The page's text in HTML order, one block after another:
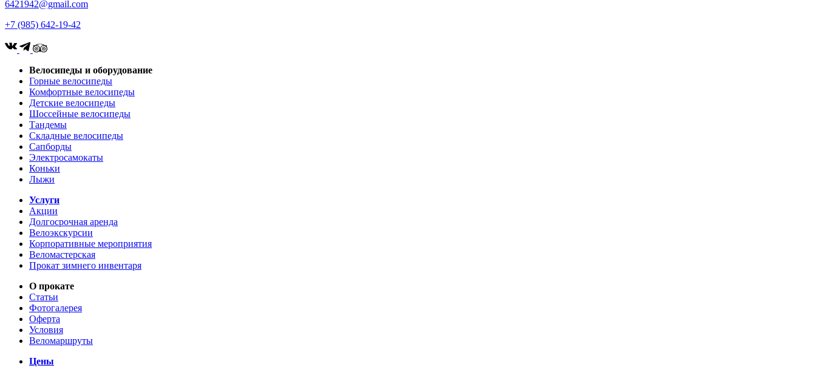
6421942@gmail.com
+7 (985) 642-19-42
Велосипеды и оборудование
Горные велосипеды
Комфортные велосипеды
Детские велосипеды
Шоссейные велосипеды
Тандемы
Складные велосипеды
Сапборды
Электросамокаты
Коньки
Лыжи
Услуги
Акции
Долгосрочная аренда
Велоэкскурсии
Корпоративные мероприятия
Веломастерская
Прокат зимнего инвентаря
О прокате
Статьи
Фотогалерея
Оферта
Условия
Веломаршруты
Цены